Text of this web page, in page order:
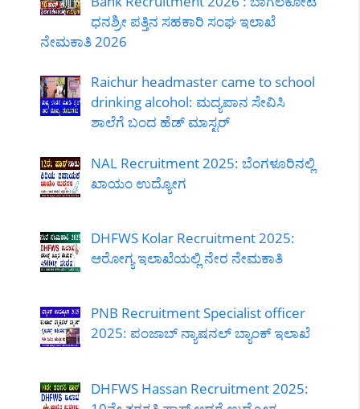
ಧನಶ್ರೀ ಪತ್ತಿನ ಸಹಕಾರಿ ಸಂಘ ಇಲಾಖೆ
ನೇಮಕಾತಿ 2026
Raichur headmaster came to school
drinking alcohol: ಮದ್ಯಪಾನ ಸೇವಿಸಿ
ಶಾಲೆಗೆ ಬಂದ ಹೆಡ್ ಮಾಸ್ಟರ್
NAL Recruitment 2025: ಬೆಂಗಳೂರಿನಲ್ಲಿ
ಖಾಯಂ ಉದ್ಯೋಗ
DHFWS Kolar Recruitment 2025:
ಆರೋಗ್ಯ ಇಲಾಖೆಯಲ್ಲಿ ನೇರ ನೇಮಕಾತಿ
PNB Recruitment Specialist officer
2025: ಪಂಜಾಬ್ ನ್ಯಾಷನಲ್ ಬ್ಯಾಂಕ್ ಇಲಾಖೆ
DHFWS Hassan Recruitment 2025: